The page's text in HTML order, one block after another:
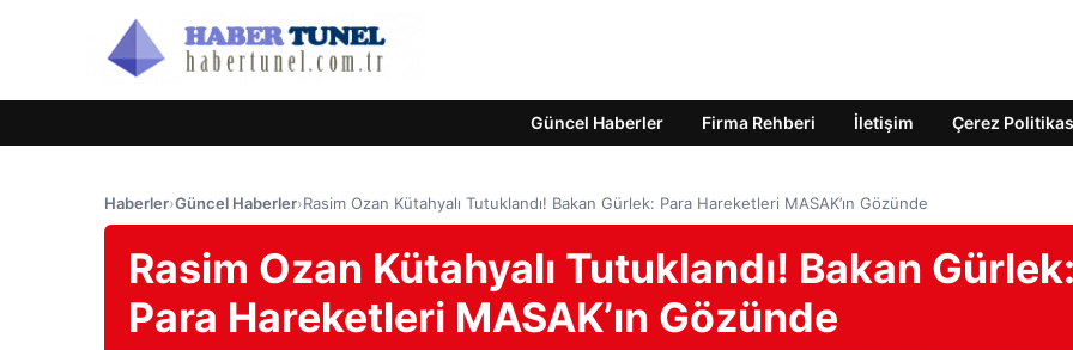
Güncel Haberler Firma Rehberi İletişim Çerez
Haberler›Güncel Haberler›Rasim Ozan Kütahyalı Tutuklandı! Bakan Gürlek: Para Hareketleri MASAK’ın Gözünde
Rasim Ozan Kütahyalı Tutuklandı! Bakan Gürlek:
Para Hareketleri MASAK’ın Gözünde